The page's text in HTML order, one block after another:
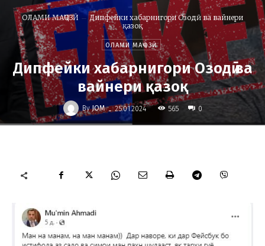
ОЛАМИ МАҶОЗӢ
Дипфейки хабарнигори Озодӣ ва вайнери
қазоқ
ОЛАМИ МАҶОЗӢ
Дипфейки хабарнигори Озодӣ ва
вайнери қазоқ
By JOM - 25.01.2024 565 0